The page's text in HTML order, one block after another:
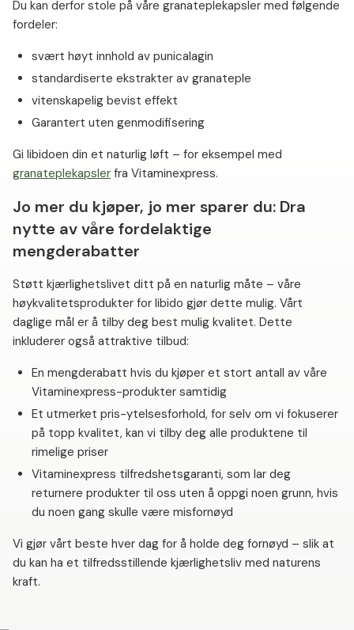
Du kan derfor stole på våre granateplekapsler med følgende
fordeler:
svært høyt innhold av punicalagin
standardiserte ekstrakter av granateple
vitenskapelig bevist effekt
Garantert uten genmodifisering
Gi libidoen din et naturlig løft – for eksempel med
granateplekapsler fra Vitaminexpress.
Jo mer du kjøper, jo mer sparer du: Dra
nytte av våre fordelaktige
mengderabatter
Støtt kjærlighetslivet ditt på en naturlig måte – våre
høykvalitetsprodukter for libido gjør dette mulig. Vårt
daglige mål er å tilby deg best mulig kvalitet. Dette
inkluderer også attraktive tilbud:
En mengderabatt hvis du kjøper et stort antall av våre
Vitaminexpress-produkter samtidig
Et utmerket pris-ytelsesforhold, for selv om vi fokuserer
på topp kvalitet, kan vi tilby deg alle produktene til
rimelige priser
Vitaminexpress tilfredshetsgaranti, som lar deg
returnere produkter til oss uten å oppgi noen grunn, hvis
du noen gang skulle være misfornøyd
Vi gjør vårt beste hver dag for å holde deg fornøyd – slik at
du kan ha et tilfredsstillende kjærlighetsliv med naturens
kraft.